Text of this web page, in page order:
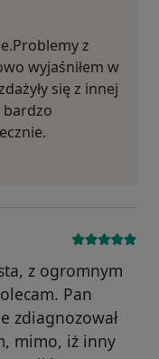
z
wyjaśniłem w
się z innej
z ogromnym
Pan
zdiagnozował
mimo, iż inny